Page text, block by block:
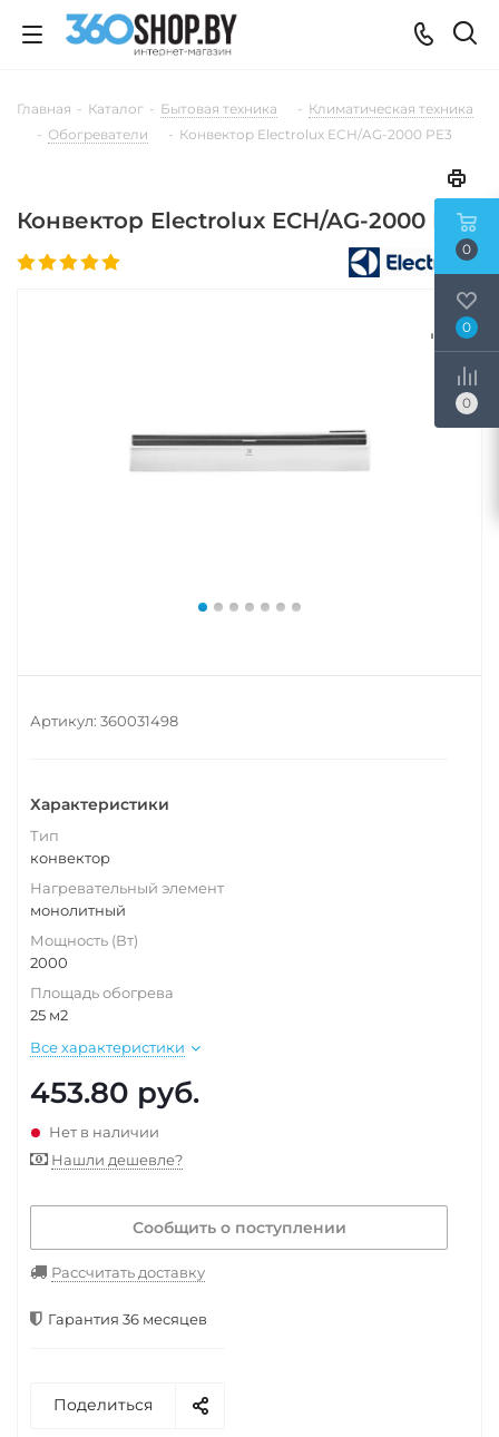
Главная - Каталог - Бытовая техника - Климатическая техника
- Обогреватели - Конвектор Electrolux ECH/AG-2000 PE3
Конвектор Electrolux ECH/AG-2000 PE3
Артикул: 360031498
Характеристики
Тип
конвектор
Нагревательный элемент
монолитный
Мощность (Вт)
2000
Площадь обогрева
25 м2
Все характеристики
453.80 руб.
Нет в наличии
Нашли дешевле?
Сообщить о поступлении
Рассчитать доставку
Гарантия 36 месяцев
Поделиться
0
0
0